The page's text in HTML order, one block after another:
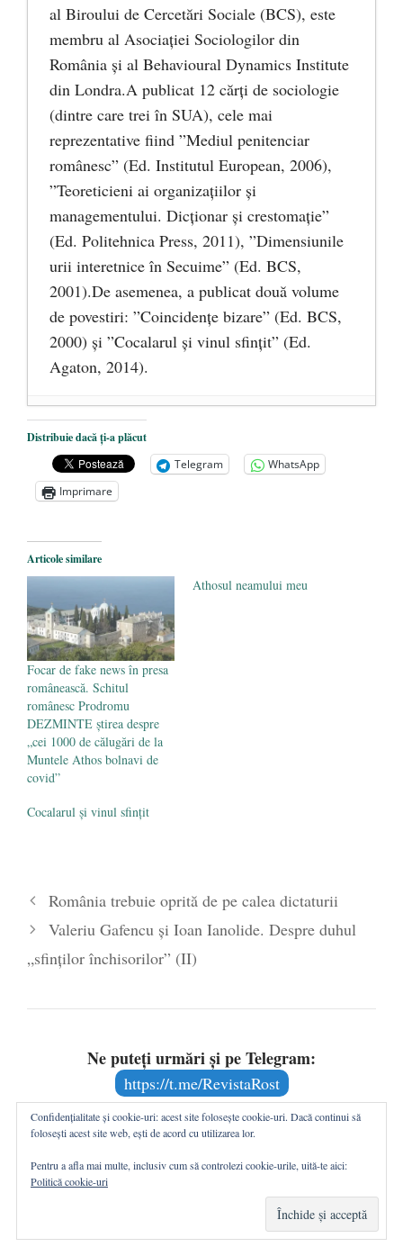
al Biroului de Cercetări Sociale (BCS), este
membru al Asociației Sociologilor din
România și al Behavioural Dynamics Institute
din Londra.A publicat 12 cărți de sociologie
(dintre care trei în SUA), cele mai
reprezentative fiind ”Mediul penitenciar
românesc” (Ed. Institutul European, 2006),
”Teoreticieni ai organizațiilor și
managementului. Dicționar și crestomație”
(Ed. Politehnica Press, 2011), ”Dimensiunile
urii interetnice în Secuime” (Ed. BCS,
2001).De asemenea, a publicat două volume
de povestiri: ”Coincidențe bizare” (Ed. BCS,
2000) și ”Cocalarul și vinul sfințit” (Ed.
Agaton, 2014).
Ochelarii - 2 ianuarie 2017
La un curs
- 9 octombrie 2016
Athosul neamului meu - 26 mai 2016
Distribuie dacă ți-a plăcut
Telegram
WhatsApp
Imprimare
Articole similare
Focar de fake news în presa
românească. Schitul
românesc Prodromu
DEZMINTE știrea despre
„cei 1000 de călugări de la
Muntele Athos bolnavi de
covid”
Athosul neamului meu
Cocalarul și vinul sfințit
România trebuie oprită de pe calea dictaturii
Valeriu Gafencu şi Ioan Ianolide. Despre duhul
„sfinţilor închisorilor” (II)
Ne puteți urmări și pe Telegram:
https://t.me/RevistaRost
Confidențialitate și cookie-uri: acest site folosește cookie-uri. Dacă continui să
folosești acest site web, ești de acord cu utilizarea lor.
Pentru a afla mai multe, inclusiv cum să controlezi cookie-urile, uită-te aici:
Politică cookie-uri